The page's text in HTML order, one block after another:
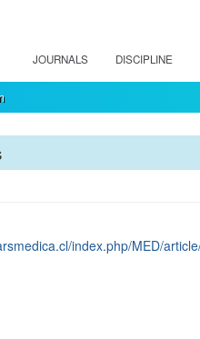
JOURNALS DISCIPLINE
index.php/MED/